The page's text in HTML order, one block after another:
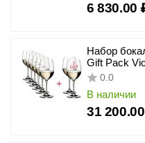
6 830.00
Набор
Gift Pack
8 шт., 350
0.0
В наличии
31 200.00